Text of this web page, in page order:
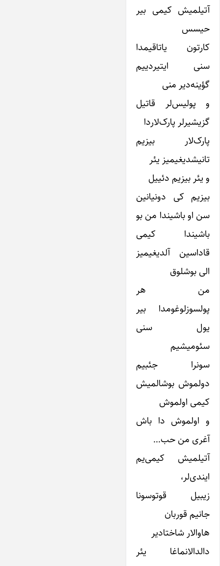
آتیلمیش کیمی بیر
حیسس
کارتون یاتاقیمدا
سنی ایتیردییم
گؤینه‌دیر منی
و پولیس‌لر قاتیل
گزیشیرلر پارک‌لاردا
پارک‌لار بیزیم
تانیشدیغیمیز یئر
و یئر بیزیم دئییل
بیزیم کی دونیانین
سن او باشیندا من بو
باشیندا کیمی
قاداسین آلدیغیمیز
الی بوشلوق
من هر
پولسوزلوغومدا بیر
یول سنی
سئومیشیم
سونرا جئبیم
دولموش بوشالمیش
کیمی اولموش
و اولموش دا باش
آغری من حب…
آتیلمیش کیمی‌یم
ایندی‌لر،
زیبیل قوتوسونا
جانیم قوربان
هاوالار شاختادیر
دالدالانماغا یئر